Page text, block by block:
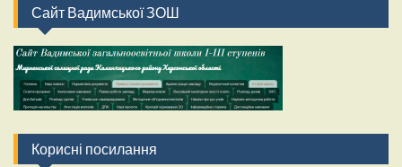
Сайт Вадимської ЗОШ
Корисні посилання